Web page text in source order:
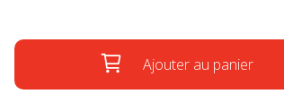
Ajouter au panier